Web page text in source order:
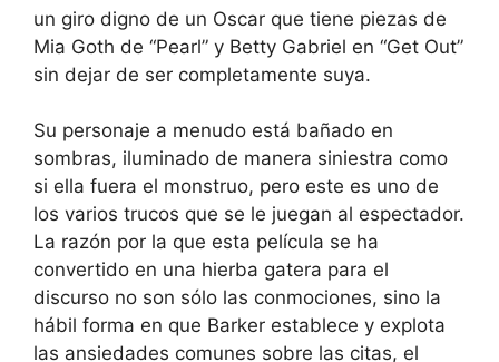
un giro digno de un Oscar que tiene piezas de
Mia Goth de “Pearl” y Betty Gabriel en “Get Out”
sin dejar de ser completamente suya.
Su personaje a menudo está bañado en
sombras, iluminado de manera siniestra como
si ella fuera el monstruo, pero este es uno de
los varios trucos que se le juegan al espectador.
La razón por la que esta película se ha
convertido en una hierba gatera para el
discurso no son sólo las conmociones, sino la
hábil forma en que Barker establece y explota
las ansiedades comunes sobre las citas, el